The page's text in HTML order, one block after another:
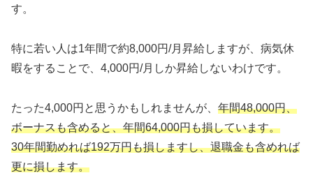
す。
特に若い人は1年間で約8,000円/月昇給しますが、病気休
暇をすることで、4,000円/月しか昇給しないわけです。
たった4,000円と思うかもしれませんが、 年間48,000円、
ボーナスも含めると、年間64,000円も損しています。
30年間勤めれば192万円も損しますし、退職金も含めれば
更に損します。